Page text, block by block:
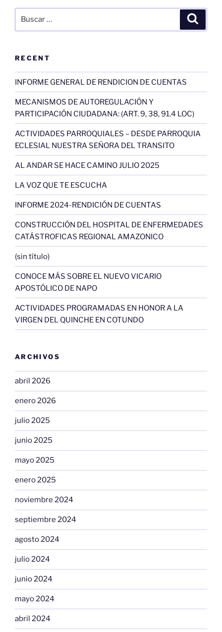
por:
RECENT
INFORME GENERAL DE RENDICION DE CUENTAS
MECANISMOS DE AUTOREGULACIÓN Y
PARTICIPACIÓN CIUDADANA: (ART. 9, 38, 91.4 LOC)
ACTIVIDADES PARROQUIALES – DESDE PARROQUIA
ECLESIAL NUESTRA SEÑORA DEL TRANSITO
AL ANDAR SE HACE CAMINO JULIO 2025
LA VOZ QUE TE ESCUCHA
INFORME 2024-RENDICIÓN DE CUENTAS
CONSTRUCCIÓN DEL HOSPITAL DE ENFERMEDADES
CATÁSTROFICAS REGIONAL AMAZONICO
(sin título)
CONOCE MÁS SOBRE EL NUEVO VICARIO
APOSTÓLICO DE NAPO
ACTIVIDADES PROGRAMADAS EN HONOR A LA
VIRGEN DEL QUINCHE EN COTUNDO
ARCHIVOS
abril 2026
enero 2026
julio 2025
junio 2025
mayo 2025
enero 2025
noviembre 2024
septiembre 2024
agosto 2024
julio 2024
junio 2024
mayo 2024
abril 2024